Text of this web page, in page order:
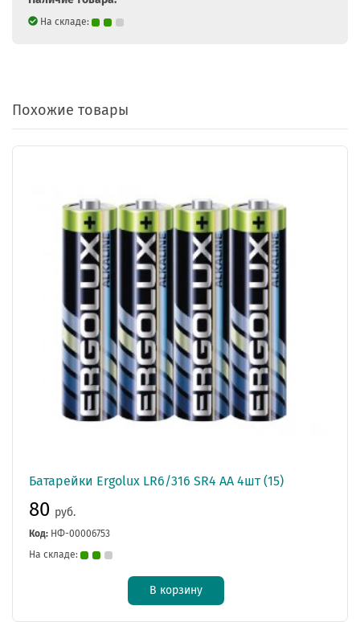
На складе:
Похожие товары
Батарейки Ergolux LR6/316 SR4 АА 4шт (15)
80 руб.
Код: НФ-00006753
На складе:
В корзину